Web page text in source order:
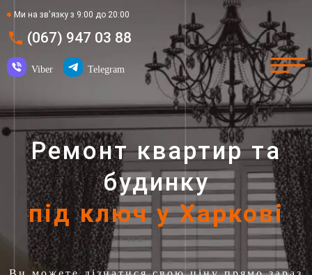
Ми на зв'язку з 9:00 до 20:00
(067) 947 03 88
Viber Telegram
Ремонт квартир та
будинку
під ключ у Харкові